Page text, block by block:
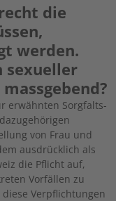
die
werden.
sexueller
erwähnten Sorgfalts-
von Frau und
ausdrücklich als
die Pflicht auf,
Vorfällen zu
Verpflichtungen